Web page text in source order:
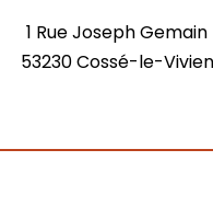
1 Rue Joseph Gemain
53230 Cossé-le-Vivien